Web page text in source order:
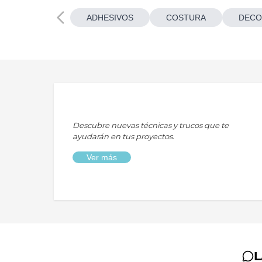
ADHESIVOS COSTURA
Descubre nuevas técnicas y trucos que te
ayudarán en tus proyectos.
Ver más